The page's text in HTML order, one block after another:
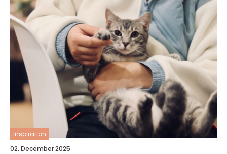
inspiration
02. December 2025